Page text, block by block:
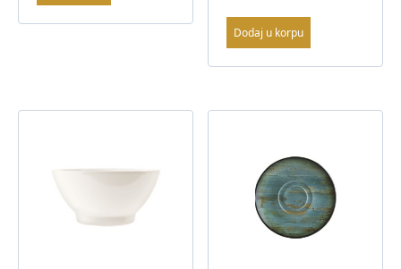
41,50 KM.
is:
33,20 KM.
Dodaj u korpu